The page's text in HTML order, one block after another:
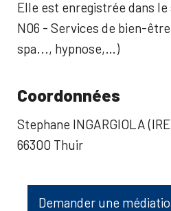
Elle est enregistrée dans
N06 - Services de bien-
spa..., hypnose,…)
Coordonnées
Stephane INGARGIOLA
66300 Thuir
Demander une